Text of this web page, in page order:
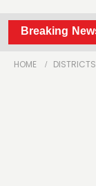
Breaking
సిరిసిల్ల జిల్లా
HOME DISTRICTS